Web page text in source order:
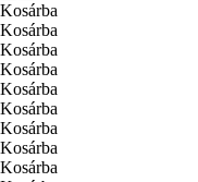
Kosárba
Kosárba
Kosárba
Kosárba
Kosárba
Kosárba
Kosárba
Kosárba
Kosárba